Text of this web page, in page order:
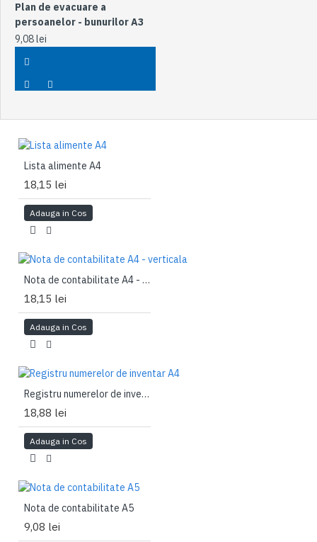
Plan de evacuare a
persoanelor - bunurilor A3
9,08 lei
Lista alimente A4
18,15 lei
Adauga in Cos
Nota de contabilitate A4 - verticala
18,15 lei
Adauga in Cos
Registru numerelor de inventar A4
18,88 lei
Adauga in Cos
Nota de contabilitate A5
9,08 lei